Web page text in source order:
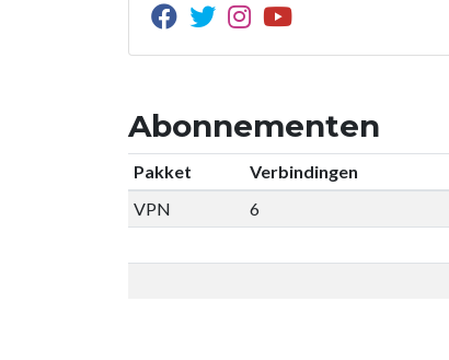
Abonnementen
Pakket Verbindingen
VPN
6